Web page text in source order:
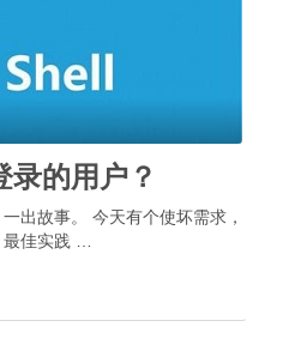
录的用户？
出故事。 今天有个使坏需求，
佳实践 …